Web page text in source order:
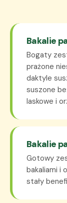
Bakalie
Bogaty
prażone
daktyle
suszone
laskowe i
Bakalie
Gotowy
bakaliami i
stały